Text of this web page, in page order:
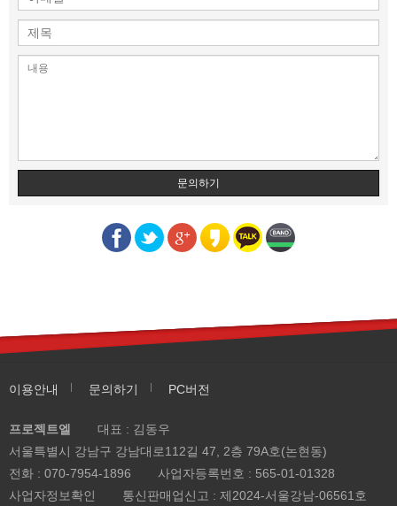
문의하기
이용안내 문의하기 PC버전
프로젝트엘
대표 : 김동우
서울특별시 강남구 강남대로112길 47, 2층 79A호(논현동)
전화 : 070-7954-1896 사업자등록번호 : 565-01-01328
사업자정보확인
통신판매업신고 : 제2024-서울강남-06561호